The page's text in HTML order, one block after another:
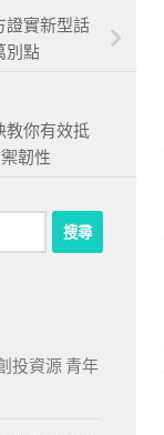
證實新型話
別點
教你有效抵
韌性
投資源 青年